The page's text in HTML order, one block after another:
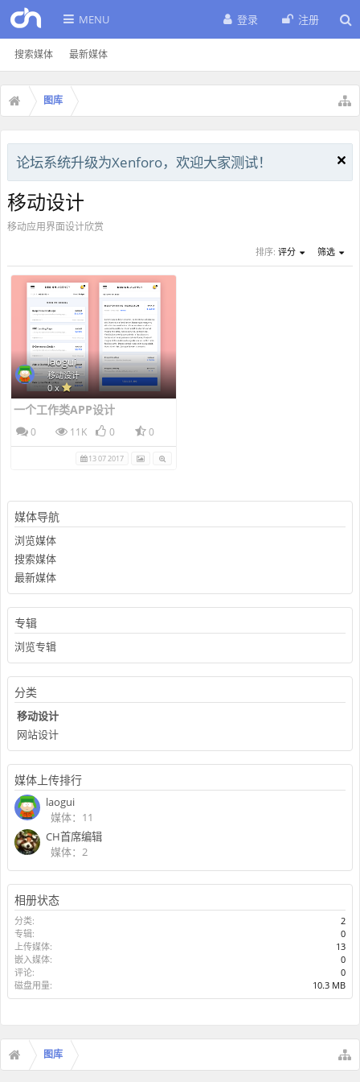
MENU
搜索媒体 最新媒体
登录 注册
图库
论坛系统升级为Xenforo，欢迎大家测试！
移动设计
移动应用界面设计欣赏
排序: 评分 筛选
laogui
移动设计
0 x
一个工作类APP设计
0 11K 0 0
13 07 2017
媒体导航
浏览媒体
搜索媒体
最新媒体
专辑
浏览专辑
分类
移动设计
网站设计
媒体上传排行
laogui
媒体：11
CH首席编辑
媒体：2
相册状态
分类:
2
专辑:
0
上传媒体:
13
嵌入媒体:
0
评论:
0
磁盘用量:
10.3 MB
图库